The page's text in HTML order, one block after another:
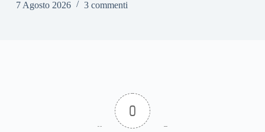
7 Agosto 2026
3 commenti
0